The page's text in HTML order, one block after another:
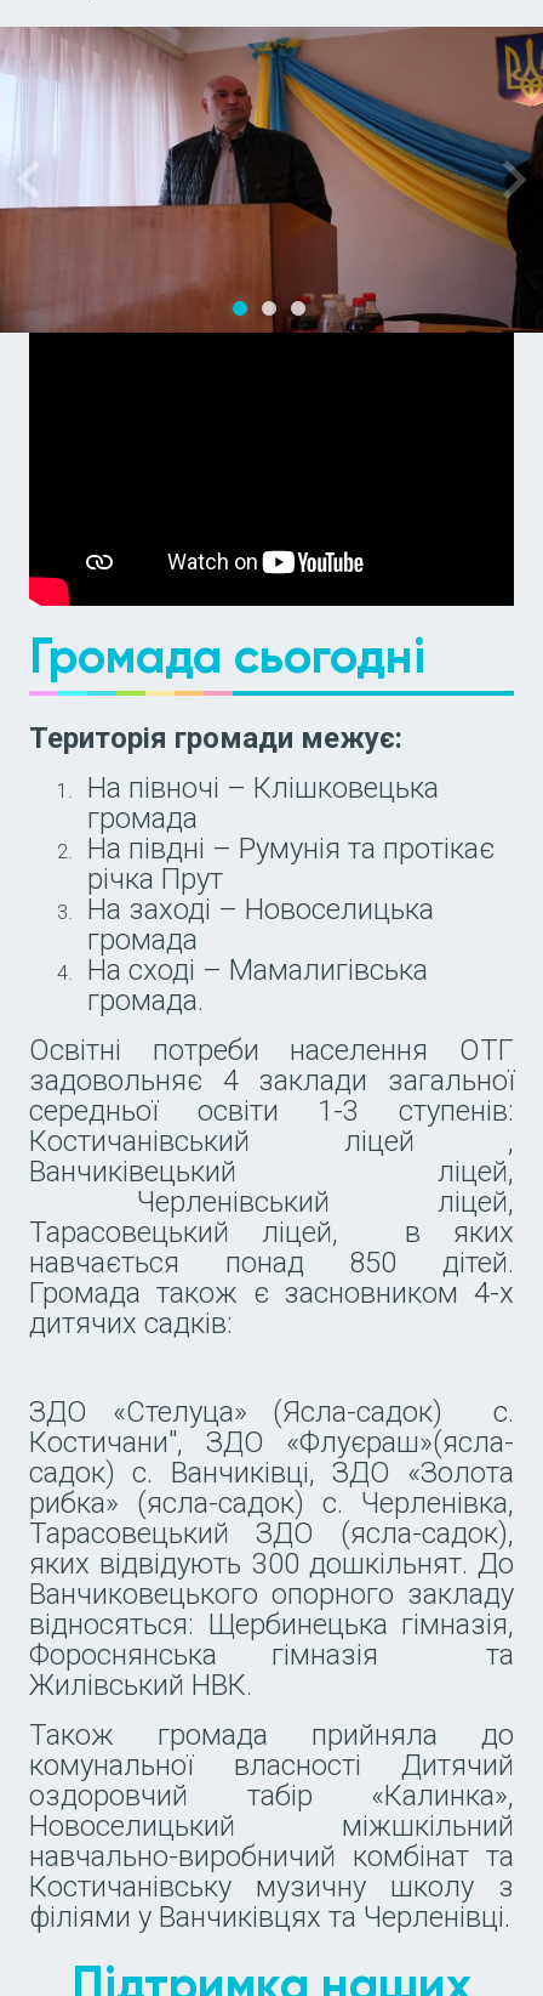
1 2 3
Громада сьогодні
Територія громади межує:
На півночі – Клішковецька
громада
На півдні – Румунія та протікає
річка Прут
На заході – Новоселицька
громада
На сході – Мамалигівська
громада.
Освітні потреби населення ОТГ
задовольняє 4 заклади загальної
середньої освіти 1-3 ступенів:
Костичанівський ліцей ,
Ванчиківецький ліцей,
Черленівський ліцей,
Тарасовецький ліцей, в яких
навчається понад 850 дітей.
Громада також є засновником 4-х
дитячих садків:
ЗДО «Стелуца» (Ясла-садок) с.
Костичани", ЗДО «Флуєраш»(ясла-
садок) с. Ванчиківці, ЗДО «Золота
рибка» (ясла-садок) с. Черленівка,
Тарасовецький ЗДО (ясла-садок),
яких відвідують 300 дошкільнят. До
Ванчиковецького опорного закладу
відносяться: Щербинецька гімназія,
Фороснянська гімназія та
Жилівський НВК.
Також громада прийняла до
комунальної власності Дитячий
оздоровчий табір «Калинка»,
Новоселицький міжшкільний
навчально-виробничий комбінат та
Костичанівську музичну школу з
філіями у Ванчиківцях та Черленівці.